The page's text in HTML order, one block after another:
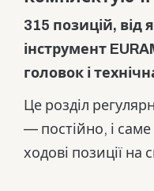
315 позицій,
інструмент
головок і
Це розділ
— постійно, і
ходові позиції